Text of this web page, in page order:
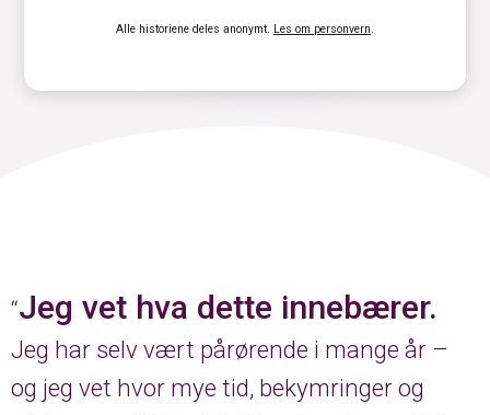
Alle historiene deles anonymt. Les om personvern.
“Jeg vet hva dette innebærer.
Jeg har selv vært pårørende i mange år –
og jeg vet hvor mye tid, bekymringer og